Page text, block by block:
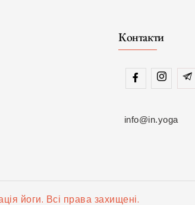
Контакти
info@in.yoga
йоги. Всі права захищені.